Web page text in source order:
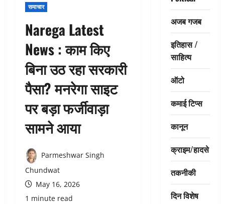
समाचार
Narega Latest
News : काम किए
बिना उठ रहा सरकारी
पैसा? मनरेगा साइट
पर बड़ा फर्जीवाड़ा
सामने आया
Parmeshwar Singh
Chundwat
May 16, 2026
1 minute read
अजब गजब
इतिहास /
साहित्य
ऑटो
कमाई टिप्स
कानून
क्राइम/हादसे
तकनीकी
दिन विशेष